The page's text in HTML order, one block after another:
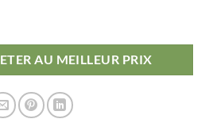
AU MEILLEUR PRIX